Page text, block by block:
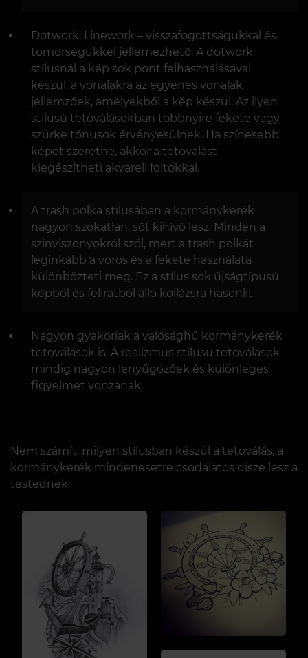
Dotwork; Linework – visszafogottságukkal és
tömörségükkel jellemezhető. A dotwork
stílusnál a kép sok pont felhasználásával
készül, a vonalakra az egyenes vonalak
jellemzőek, amelyekből a kép készül. Az ilyen
stílusú tetoválásokban többnyire fekete vagy
szürke tónusok érvényesülnek. Ha színesebb
képet szeretne, akkor a tetoválást
kiegészítheti akvarell foltokkal.
A trash polka stílusában a kormánykerék
nagyon szokatlan, sőt kihívó lesz. Minden a
színviszonyokról szól, mert a trash polkát
leginkább a vörös és a fekete használata
különbözteti meg. Ez a stílus sok újságtípusú
képből és feliratból álló kollázsra hasonlít.
Nagyon gyakoriak a valósághű kormánykerék
tetoválások is. A realizmus stílusú tetoválások
mindig nagyon lenyűgözőek és különleges
figyelmet vonzanak.
Nem számít, milyen stílusban készül a tetoválás, a
kormánykerék mindenesetre csodálatos dísze lesz a
testednek.